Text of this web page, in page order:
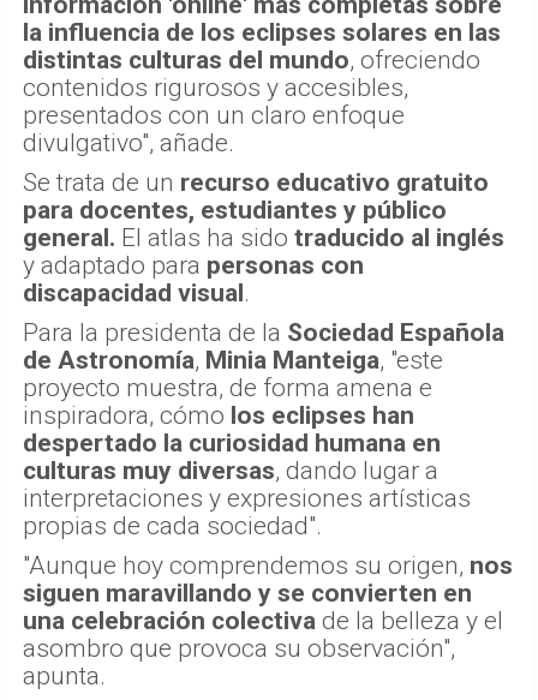
la influencia de los eclipses solares en las
distintas culturas del mundo, ofreciendo
contenidos rigurosos y accesibles,
presentados con un claro enfoque
divulgativo", añade.
Se trata de un recurso educativo gratuito
para docentes, estudiantes y público
general. El atlas ha sido traducido al inglés
y adaptado para personas con
discapacidad visual.
Para la presidenta de la Sociedad Española
de Astronomía, Minia Manteiga, "este
proyecto muestra, de forma amena e
inspiradora, cómo los eclipses han
despertado la curiosidad humana en
culturas muy diversas, dando lugar a
interpretaciones y expresiones artísticas
propias de cada sociedad".
"Aunque hoy comprendemos su origen, nos
siguen maravillando y se convierten en
una celebración colectiva de la belleza y el
asombro que provoca su observación",
apunta.